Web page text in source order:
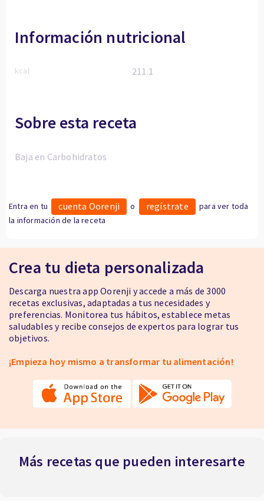
Información nutricional
kcal 211.1
Sobre esta receta
Baja en Carbohidratos
Entra en tu cuenta Oorenji o regístrate
para ver toda
la información de la receta
Crea tu dieta personalizada
Descarga nuestra app Oorenji y accede a más de 3000
recetas exclusivas, adaptadas a tus necesidades y
preferencias. Monitorea tus hábitos, establece metas
saludables y recibe consejos de expertos para lograr tus
objetivos.
¡Empieza hoy mismo a transformar tu alimentación!
Más recetas que pueden interesarte